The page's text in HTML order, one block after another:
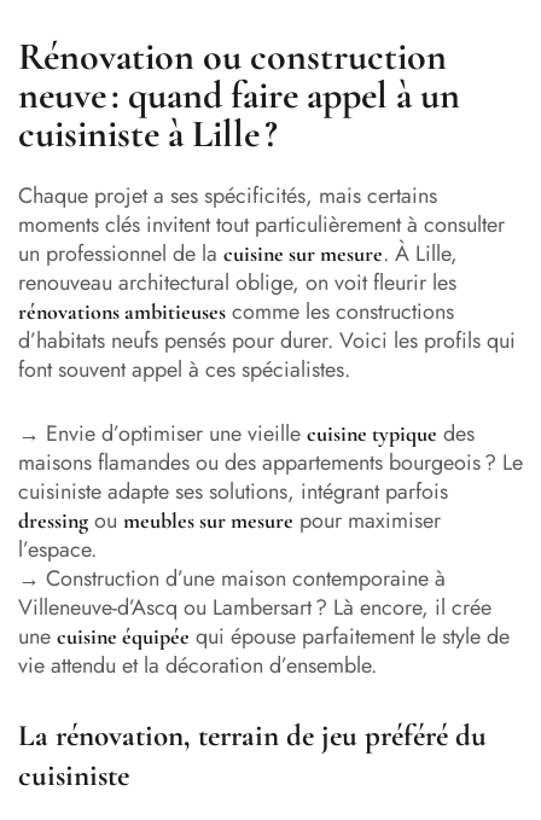
Rénovation ou construction
neuve : quand faire appel à un
cuisiniste à Lille ?
Chaque projet a ses spécificités, mais certains
moments clés invitent tout particulièrement à consulter
un professionnel de la cuisine sur mesure. À Lille,
renouveau architectural oblige, on voit fleurir les
rénovations ambitieuses comme les constructions
d’habitats neufs pensés pour durer. Voici les profils qui
font souvent appel à ces spécialistes.
→ Envie d’optimiser une vieille cuisine typique des
maisons flamandes ou des appartements bourgeois ? Le
cuisiniste adapte ses solutions, intégrant parfois
dressing ou meubles sur mesure pour maximiser
l’espace.
→ Construction d’une maison contemporaine à
Villeneuve-d’Ascq ou Lambersart ? Là encore, il crée
une cuisine équipée qui épouse parfaitement le style de
vie attendu et la décoration d’ensemble.
La rénovation, terrain de jeu préféré du
cuisiniste